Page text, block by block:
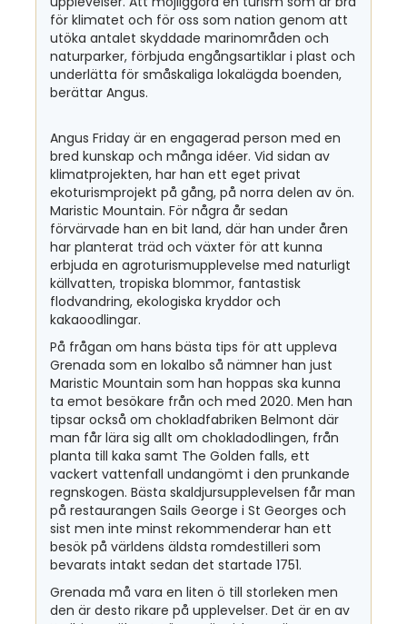
för klimatet och för oss som nation genom att
utöka antalet skyddade marinområden och
naturparker, förbjuda engångsartiklar i plast och
underlätta för småskaliga lokalägda boenden,
berättar Angus.
Angus Friday är en engagerad person med en
bred kunskap och många idéer. Vid sidan av
klimatprojekten, har han ett eget privat
ekoturismprojekt på gång, på norra delen av ön.
Maristic Mountain. För några år sedan
förvärvade han en bit land, där han under åren
har planterat träd och växter för att kunna
erbjuda en agroturismupplevelse med naturligt
källvatten, tropiska blommor, fantastisk
flodvandring, ekologiska kryddor och
kakaoodlingar.
På frågan om hans bästa tips för att uppleva
Grenada som en lokalbo så nämner han just
Maristic Mountain som han hoppas ska kunna
ta emot besökare från och med 2020. Men han
tipsar också om chokladfabriken Belmont där
man får lära sig allt om chokladodlingen, från
planta till kaka samt The Golden falls, ett
vackert vattenfall undangömt i den prunkande
regnskogen. Bästa skaldjursupplevelsen får man
på restaurangen Sails George i St Georges och
sist men inte minst rekommenderar han ett
besök på världens äldsta romdestilleri som
bevarats intakt sedan det startade 1751.
Grenada må vara en liten ö till storleken men
den är desto rikare på upplevelser. Det är en av